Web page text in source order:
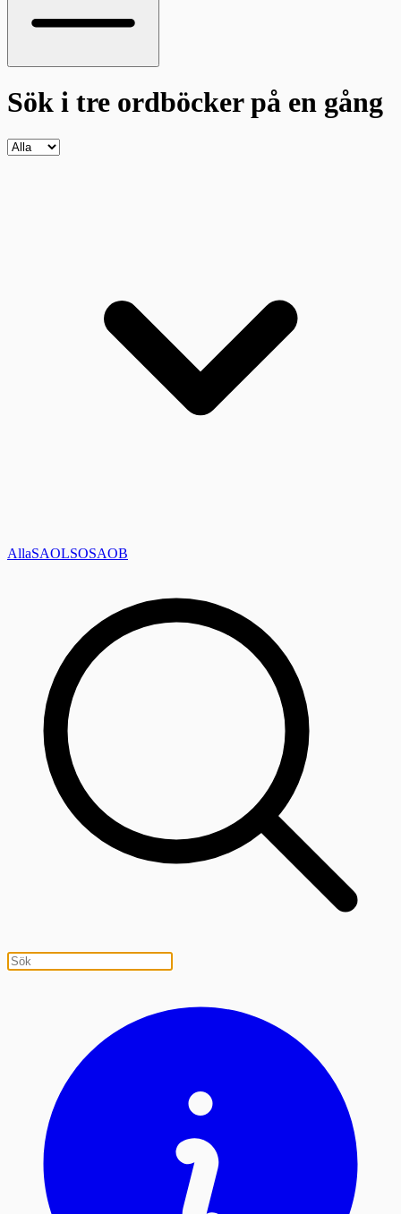
Sök i tre ordböckerpå en gång
AllaSAOLSOSAOB